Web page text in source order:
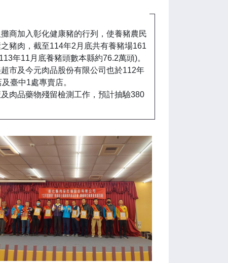
商加入彰化健康豬的行列，使養豬農民
豬肉，截至114年2月底共有養豬場161
年11月底養豬頭數本縣約76.2萬頭)。
市及今元肉品股份有限公司也於112年
臺中1處專賣店。
肉品藥物殘留檢測工作，預計抽驗380